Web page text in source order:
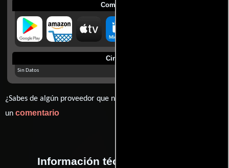
Comprar
Cines
Sin Datos
¿Sabes de algún proveedor que no estamos mostrando? déjanos
un comentario
Información técnica y general